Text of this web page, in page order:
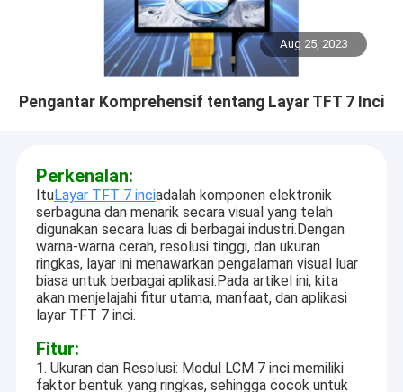
Aug 25, 2023
Pengantar Komprehensif tentang Layar TFT 7 Inci
Perkenalan:
ItuLayar TFT 7 inciadalah komponen elektronik
serbaguna dan menarik secara visual yang telah
digunakan secara luas di berbagai industri.Dengan
warna-warna cerah, resolusi tinggi, dan ukuran
ringkas, layar ini menawarkan pengalaman visual luar
biasa untuk berbagai aplikasi.Pada artikel ini, kita
akan menjelajahi fitur utama, manfaat, dan aplikasi
layar TFT 7 inci.
Fitur:
1. Ukuran dan Resolusi: Modul LCM 7 inci memiliki
faktor bentuk yang ringkas, sehingga cocok untuk